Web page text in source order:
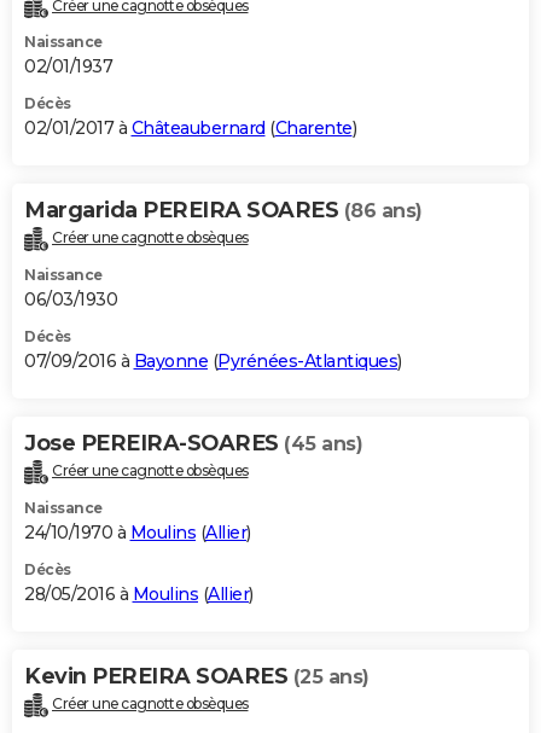
Créer une cagnotte obsèques
Naissance
02/01/1937
Décès
02/01/2017 à Châteaubernard (Charente)
Margarida PEREIRA SOARES (86 ans)
Créer une cagnotte obsèques
Naissance
06/03/1930
Décès
07/09/2016 à Bayonne (Pyrénées-Atlantiques)
Jose PEREIRA-SOARES (45 ans)
Créer une cagnotte obsèques
Naissance
24/10/1970 à Moulins (Allier)
Décès
28/05/2016 à Moulins (Allier)
Kevin PEREIRA SOARES (25 ans)
Créer une cagnotte obsèques